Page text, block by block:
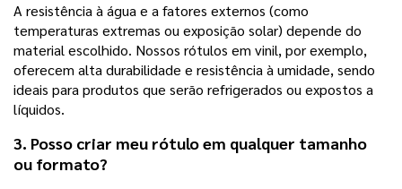
A resistência à água e a fatores externos (como
temperaturas extremas ou exposição solar) depende do
material escolhido. Nossos rótulos em vinil, por exemplo,
oferecem alta durabilidade e resistência à umidade, sendo
ideais para produtos que serão refrigerados ou expostos a
líquidos.
3. Posso criar meu rótulo em qualquer tamanho
ou formato?